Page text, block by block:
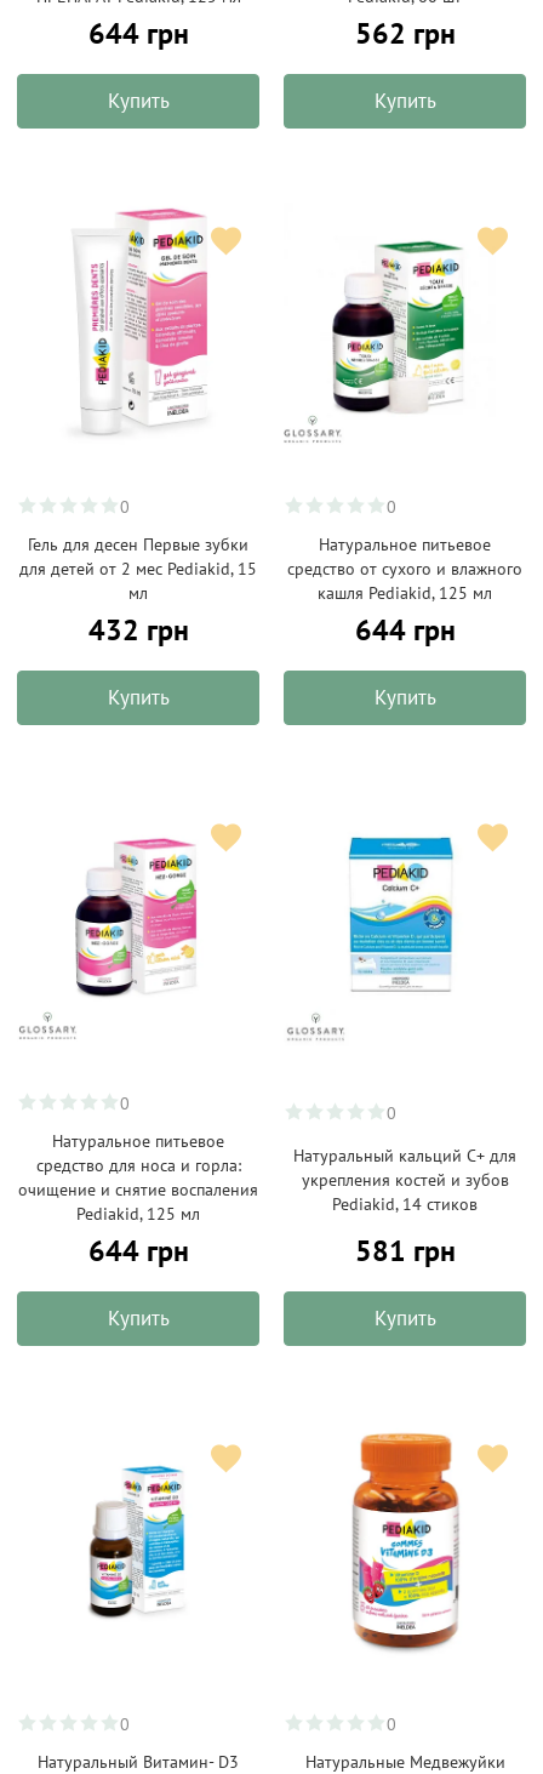
644 грн
Купить
562 грн
Купить
0
Гель для десен Первые зубки
для детей от 2 мес Pediakid, 15
мл
432 грн
Купить
0
Натуральное питьевое
средство от сухого и влажного
кашля Pediakid, 125 мл
644 грн
Купить
0
Натуральное питьевое
средство для носа и горла:
очищение и снятие воспаления
Pediakid, 125 мл
644 грн
Купить
0
Натуральный кальций С+ для
укрепления костей и зубов
Pediakid, 14 стиков
581 грн
Купить
0
Натуральный Витамин- D3
0
Натуральные Медвежуйки